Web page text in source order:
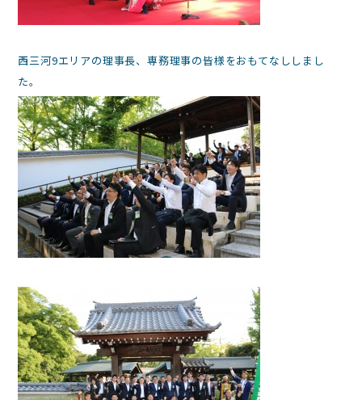
西三河9エリアの理事長、専務理事の皆様をおもてなししまし
た。